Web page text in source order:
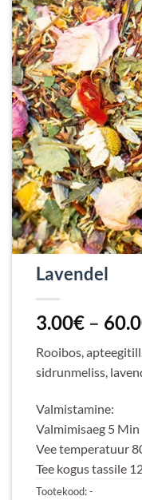
Lavendel
3.00€ –
Rooibos,
sidrunmeliss,
Valmistamine:
Valmimisaeg 5 Min
Vee temperatuur
Tee kogus tassile
Tootekood:-